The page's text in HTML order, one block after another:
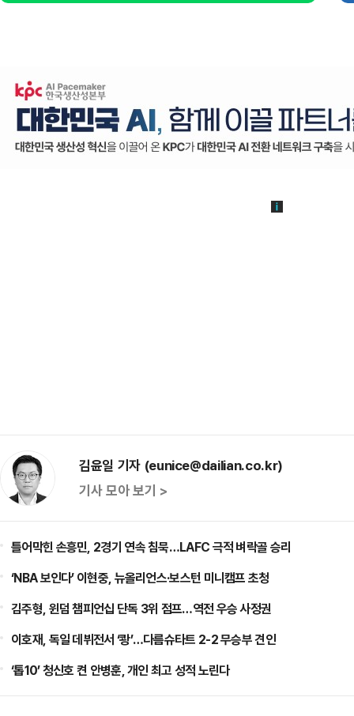
김윤일 기자 (eunice@dailian.co.kr)
기사 모아 보기 >
틀어막힌 손흥민, 2경기 연속 침묵…LAFC 극적 벼락골 승리
‘NBA 보인다’ 이현중, 뉴올리언스·보스턴 미니캠프 초청
김주형, 윈덤 챔피언십 단독 3위 점프…역전 우승 사정권
이호재, 독일 데뷔전서 ‘쾅’…다름슈타트 2-2 무승부 견인
‘톱10’ 청신호 켠 안병훈, 개인 최고 성적 노린다